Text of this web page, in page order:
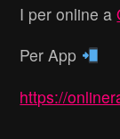
I per online a
Per App
https://